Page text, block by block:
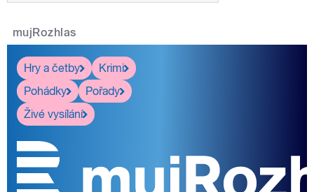
mujRozhlas
Hry a četby
Krimi
Pohádky
Pořady
Živé vysílání